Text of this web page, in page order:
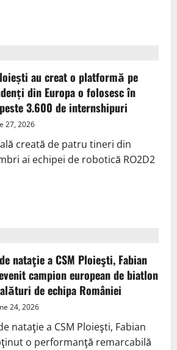
au creat o platformă pe
din Europa o folosesc în
3.600 de internshipuri
27, 2026
creată de patru tineri din
ai echipei de robotică RO2D2
nataţie a CSM Ploieşti, Fabian
campion european de biatlon
de echipa României
24, 2026
nataţie a CSM Ploieşti, Fabian
o performanţă remarcabilă